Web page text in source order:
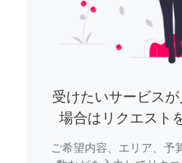
受けたいサービス
場合はリクエスト
ご希望内容、エリア、予